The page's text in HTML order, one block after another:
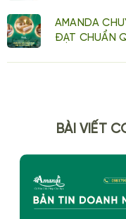
AMANDA
ĐẠT CHUẨN
BÀI VIẾT